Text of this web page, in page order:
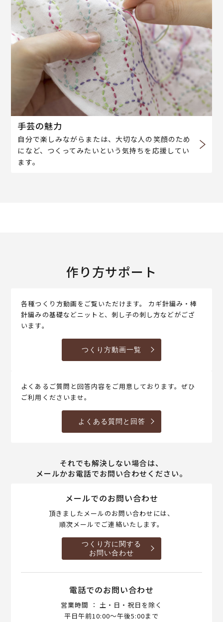
手芸の魅力
自分で楽しみながらまたは、大切な人の笑顔のため
になど、つくってみたいという気持ちを応援してい
ます。
作り方サポート
各種つくり方動画をご覧いただけます。 カギ針編み・棒
針編みの基礎などニットと、刺し子の刺し方などがござ
います。
つくり方動画一覧
よくあるご質問と回答内容をご用意しております。ぜひ
ご利用くださいませ。
よくある質問と回答
それでも解決しない場合は、
メールかお電話でお問い合わせください。
メールでのお問い合わせ
頂きましたメールのお問い合わせには、
順次メールでご連絡いたします。
つくり方に関する
お問い合わせ
電話でのお問い合わせ
営業時間 ： 土・日・祝日を除く
平日午前10:00～午後5:00まで